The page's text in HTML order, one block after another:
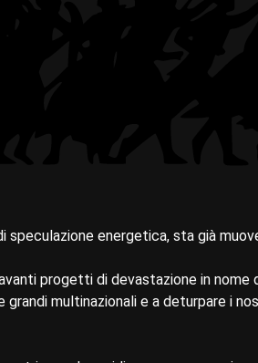
energetica, sta già
progetti di devastazione in nome
multinazionali e a deturpare i